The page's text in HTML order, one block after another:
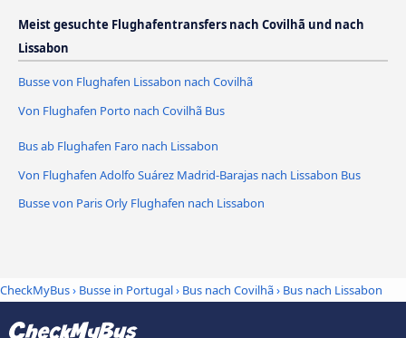
Meist gesuchte Flughafentransfers nach Covilhã und nach
Lissabon
Busse von Flughafen Lissabon nach Covilhã
Von Flughafen Porto nach Covilhã Bus
Bus ab Flughafen Faro nach Lissabon
Von Flughafen Adolfo Suárez Madrid-Barajas nach Lissabon Bus
Busse von Paris Orly Flughafen nach Lissabon
CheckMyBus› Busse in Portugal› Bus nach Covilhã› Bus nach Lissabon